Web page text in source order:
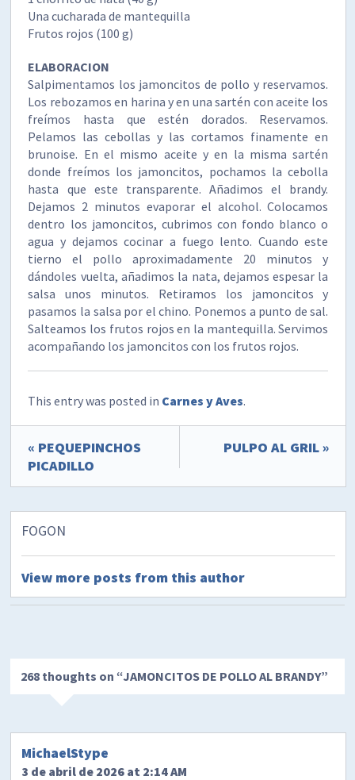
Una cucharada de mantequilla
Frutos rojos (100 g)
ELABORACION
Salpimentamos los jamoncitos de pollo y reservamos.
Los rebozamos en harina y en una sartén con aceite los
freímos hasta que estén dorados. Reservamos.
Pelamos las cebollas y las cortamos finamente en
brunoise. En el mismo aceite y en la misma sartén
donde freímos los jamoncitos, pochamos la cebolla
hasta que este transparente. Añadimos el brandy.
Dejamos 2 minutos evaporar el alcohol. Colocamos
dentro los jamoncitos, cubrimos con fondo blanco o
agua y dejamos cocinar a fuego lento. Cuando este
tierno el pollo aproximadamente 20 minutos y
dándoles vuelta, añadimos la nata, dejamos espesar la
salsa unos minutos. Retiramos los jamoncitos y
pasamos la salsa por el chino. Ponemos a punto de sal.
Salteamos los frutos rojos en la mantequilla. Servimos
acompañando los jamoncitos con los frutos rojos.
This entry was posted in Carnes y Aves.
« PEQUEPINCHOS
PICADILLO
PULPO AL GRIL »
FOGON
View more posts from this author
268 thoughts on “JAMONCITOS DE POLLO AL BRANDY”
MichaelStype
3 de abril de 2026 at 2:14 AM